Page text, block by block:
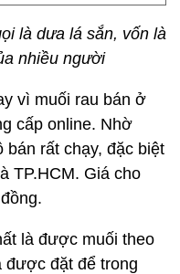
là dưa lá sắn, vốn là
nhiều người
vì muối rau bán ở
cấp online. Nhờ
bán rất chạy, đặc biệt
TP.HCM. Giá cho
là được muối theo
được đặt để trong